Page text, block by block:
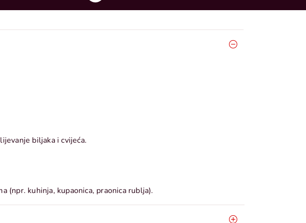
biljaka i cvijeća.
(npr. kuhinja, kupaonica, praonica rublja).